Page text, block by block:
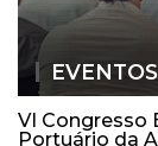
EVENTOS
VI Congresso
Portuário da